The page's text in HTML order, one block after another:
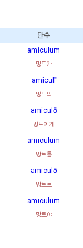
단수
amiculum
망토가
amiculī
망토의
amiculō
망토에게
amiculum
망토를
amiculō
망토로
amiculum
망토야